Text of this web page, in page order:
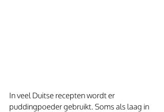
In veel Duitse recepten wordt er
puddingpoeder gebruikt. Soms als laag in